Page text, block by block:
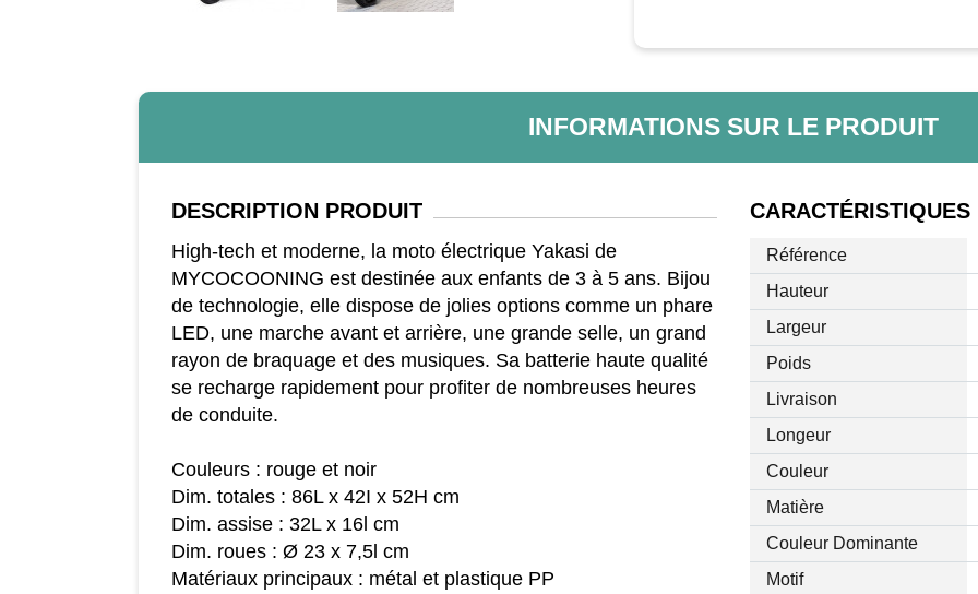
INFORMATIONS SUR LE PRODUIT
DESCRIPTIONPRODUIT
High-tech et moderne, la moto électrique Yakasi de
MYCOCOONING est destinée aux enfants de 3 à 5 ans. Bijou
de technologie, elle dispose de jolies options comme un phare
LED, une marche avant et arrière, une grande selle, un grand
rayon de braquage et des musiques. Sa batterie haute qualité
se recharge rapidement pour profiter de nombreuses heures
de conduite.
Couleurs : rouge et noir
Dim. totales : 86L x 42I x 52H cm
Dim. assise : 32L x 16l cm
Dim. roues : Ø 23 x 7,5l cm
Matériaux principaux : métal et plastique PP
CARACTÉRISTIQUES
Référence
Hauteur
Largeur
Poids
Livraison
Longeur
Couleur
Matière
Couleur Dominante
Motif